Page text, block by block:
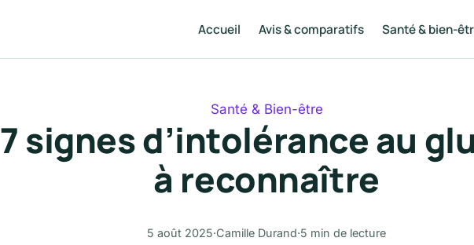
Accueil Avis & comparatifs Santé & bien-
Santé & Bien-être
7 signes d’intolérance au
à reconnaître
5 août 2025·Camille Durand·5 min de lecture